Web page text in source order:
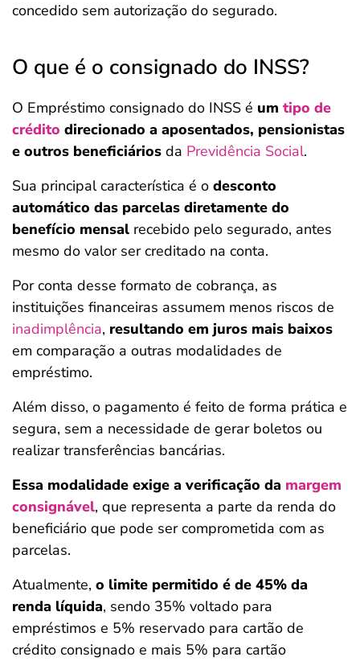
concedido sem autorização do segurado.
O que é o consignado do INSS?
O Empréstimo consignado do INSS é um tipo de
crédito direcionado a aposentados, pensionistas
e outros beneficiários da Previdência Social.
Sua principal característica é o desconto
automático das parcelas diretamente do
benefício mensal recebido pelo segurado, antes
mesmo do valor ser creditado na conta.
Por conta desse formato de cobrança, as
instituições financeiras assumem menos riscos de
inadimplência, resultando em juros mais baixos
em comparação a outras modalidades de
empréstimo.
Além disso, o pagamento é feito de forma prática e
segura, sem a necessidade de gerar boletos ou
realizar transferências bancárias.
Essa modalidade exige a verificação da margem
consignável, que representa a parte da renda do
beneficiário que pode ser comprometida com as
parcelas.
Atualmente, o limite permitido é de 45% da
renda líquida, sendo 35% voltado para
empréstimos e 5% reservado para cartão de
crédito consignado e mais 5% para cartão